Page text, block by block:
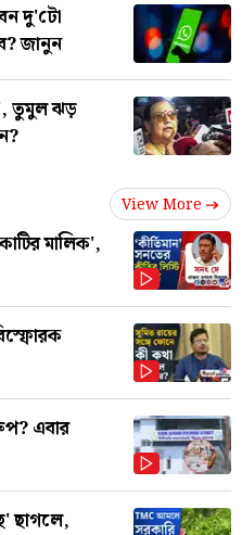
দু'টো
জানুন
তুমুল ঝড়
View More
মালিক',
এবার
ছাগলে,